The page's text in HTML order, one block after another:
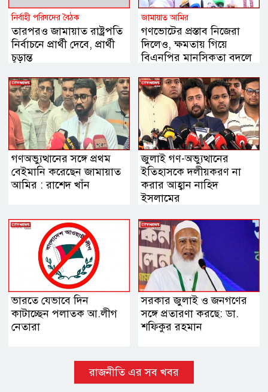
নির্বাহী পরিষদের বৈঠক
তারপরও জামায়াত রাষ্ট্রপতি
নির্বাচনে প্রার্থী দেবে, প্রার্থী
চূড়ান্ত
জামায়াত আমির
গণভোটের প্রস্তাব নিজেরা
দিলেও, ক্ষমতায় গিয়ে
বিএনপির মানসিকতা বদলে
গণঅভ্যুত্থানের সঙ্গে প্রথম
বেইমানি করেছেন জামায়াত
আমির : রাশেদ খাঁন
জুলাই গণ-অভ্যুত্থানের
ইতিহাসকে দলীয়করণ না
করার আহ্বান নাহিদ
ইসলামের
ভারতে যেভাবে দিন
কাটাচ্ছেন পলাতক আ.লীগ
নেতারা
সরকার জুলাই ও জনগণের
সঙ্গে প্রতারণা করছে: ডা.
শফিকুর রহমান
রাজনীতি এর সব খবর